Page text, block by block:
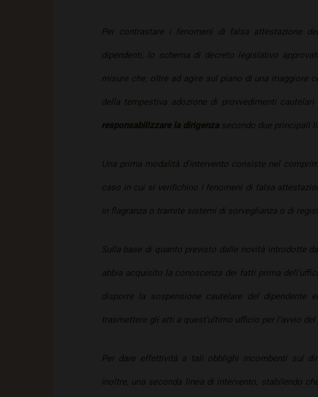
Per contrastare i fenomeni di falsa attestazione
dipendenti, lo schema di decreto legislativo
misure che, oltre ad agire sul piano di una maggiore
della tempestiva adozione di provvedimenti
responsabilizzare la dirigenzasecondo due principali
Una prima modalità d’intervento consiste nel
caso in cui si verifichino i fenomeni di falsa
in flagranza o tramite sistemi di sorveglianza o di
Sulla base di quanto previsto dalle novità introdotte
abbia acquisito la conoscenza dei fatti prima
disporre la sospensione cautelare del dipendente
trasmettere gli atti a quest’ultimo ufficio per l’avvio
Per dare effettività a tali obblighi incombenti sul
inoltre, una seconda linea di intervento, stabilendo